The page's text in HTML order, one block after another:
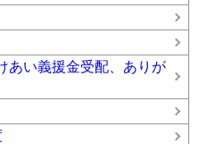
あい義援金受配、ありが